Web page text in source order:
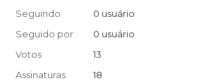
Seguindo
0 usuário
Seguido por
0 usuário
Votos
13
Assinaturas
18